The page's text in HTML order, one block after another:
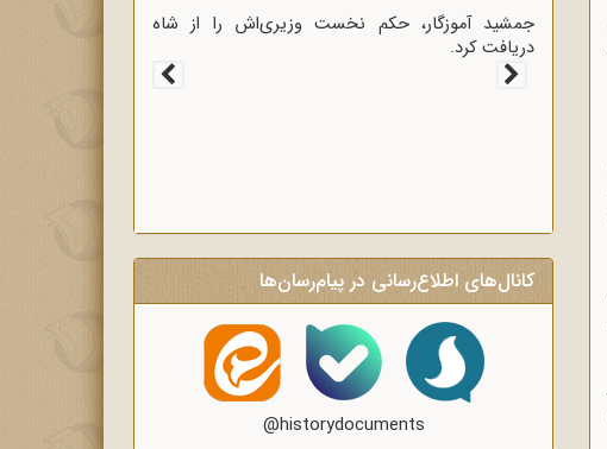
آغاز سخنرانی‌های انتقادی و روشنگر وعاظ در لبیک به
پیام امام به وعاظ و روحانیون برای روشنگری و
آگاه‌سازی در منبرهای ماه رمضان.
کانال‌های اطلاع‌رسانی در پیام‌رسان‌ها
@historydocuments